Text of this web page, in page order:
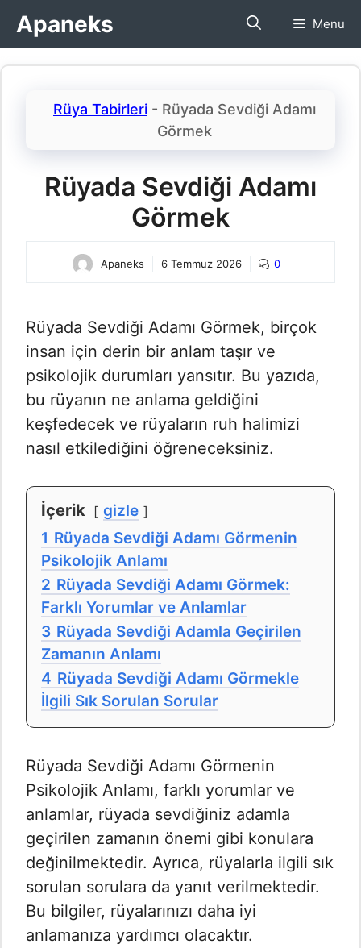
İçeriğe
atlaApaneks Menu
Rüya Tabirleri - Rüyada Sevdiği Adamı
Görmek​
Rüyada Sevdiği Adamı
Görmek​
Apaneks 6 Temmuz 2026 0
Rüyada Sevdiği Adamı Görmek​, birçok
insan için derin bir anlam taşır ve
psikolojik durumları yansıtır. Bu yazıda,
bu rüyanın ne anlama geldiğini
keşfedecek ve rüyaların ruh halimizi
nasıl etkilediğini öğreneceksiniz.
İçerik
gizle
1 Rüyada Sevdiği Adamı Görmenin
Psikolojik Anlamı
2 Rüyada Sevdiği Adamı Görmek:
Farklı Yorumlar ve Anlamlar
3 Rüyada Sevdiği Adamla Geçirilen
Zamanın Anlamı
4 Rüyada Sevdiği Adamı Görmekle
İlgili Sık Sorulan Sorular
Rüyada Sevdiği Adamı Görmenin
Psikolojik Anlamı, farklı yorumlar ve
anlamlar, rüyada sevdiğiniz adamla
geçirilen zamanın önemi gibi konulara
değinilmektedir. Ayrıca, rüyalarla ilgili sık
sorulan sorulara da yanıt verilmektedir.
Bu bilgiler, rüyalarınızı daha iyi
anlamanıza yardımcı olacaktır.